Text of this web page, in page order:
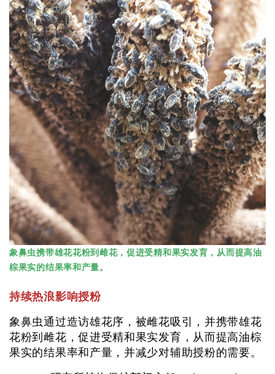
象鼻虫携带雄花花粉到雌花，促进受精和果实发育，从而提高油
棕果实的结果率和产量。
持续热浪影响授粉
象鼻虫通过造访雄花序，被雌花吸引，并携带雄花
花粉到雌花，促进受精和果实发育，从而提高油棕
果实的结果率和产量，并减少对辅助授粉的需要。